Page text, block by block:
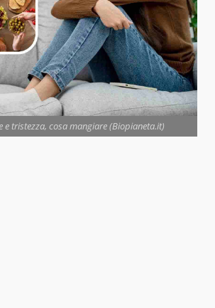
e tristezza, cosa mangiare (Biopianeta.it)